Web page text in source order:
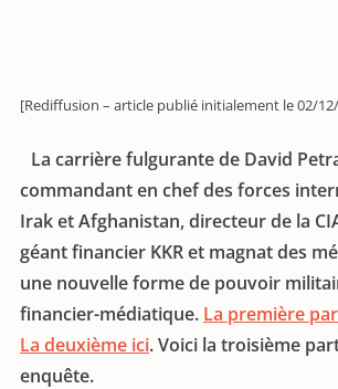
[Rediffusion – article publié initialement le 02/
La carrière fulgurante de David
commandant en chef des forces
Irak et Afghanistan, directeur de la
géant financier KKR et magnat des
une nouvelle forme de pouvoir
financier-médiatique. La première
La deuxième ici. Voici la troisième
enquête.